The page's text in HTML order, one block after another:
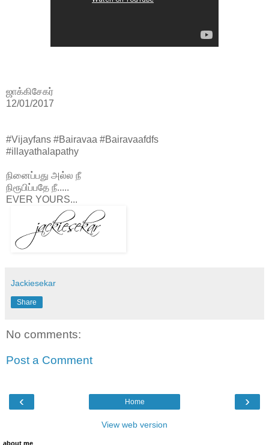
ஜாக்கிசேகர்
12/01/2017
#Vijayfans #Bairavaa #Bairavaafdfs
#illayathalapathy
நினைப்பது அல்ல நீ
நிரூபிப்பதே நீ.....
EVER YOURS...
Jackiesekar
Share
No comments:
Post a Comment
‹ ›
Home
View web version
about me